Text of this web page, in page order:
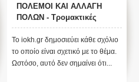
ΠΟΛΕΜΟΙ ΚΑΙ ΑΛΛΑΓΗ
ΠΟΛΩΝ - Τρομακτικές
προβλέψεις του Edgar
Cayce (Video)
Το iokh.gr δημοσιεύει κάθε σχόλιο
το οποίο είναι σχετικό με το θέμα.
Ωστόσο, αυτό δεν σημαίνει ότι...